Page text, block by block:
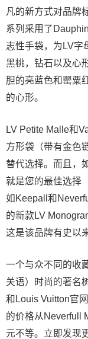
凡的新方式对品牌
系列采用了
志性手袋，为LV字
黑桃，钻石以及心
胆的亮蓝色和罂粟
的心形。
LV Petite Malle和
方形袋（带有金色
替代选择。而且，
就是您的最佳选择
如Keepall和
的新款LV
这是该品牌有史以
一个与众不同的收
关语）时尚的著名
和Louis Vuitton官
的价格从Neverfull
元不等。立即发现